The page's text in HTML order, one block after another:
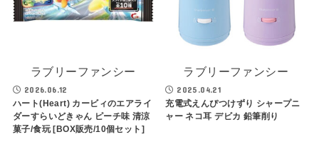
ラブリーファンシー
2026.06.12
ハート(Heart) カービィのエアライ
ダーすらいどきゃん ピーチ味 清涼
菓子/食玩 [BOX販売/10個セット]
ラブリーファンシー
2025.04.21
充電式えんぴつけずり シャープニ
ャー ネコ耳 デビカ 鉛筆削り